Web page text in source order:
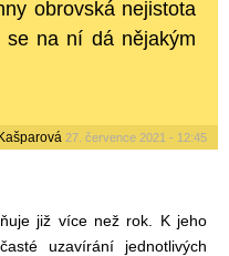
obrovská nejistota
na ní dá nějakým
27. července 2021 - 12:45
již více než rok. K jeho
uzavírání jednotlivých